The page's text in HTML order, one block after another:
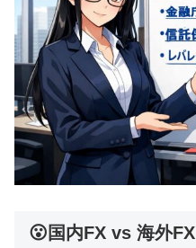
😮国内FX vs 海外FX